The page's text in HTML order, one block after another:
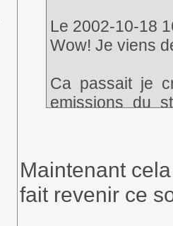
Le 2002-10-18
Wow! Je viens
Ca passait je
emissions du
Enfin, le jeu
dedans
Maintenant
fait revenir ce